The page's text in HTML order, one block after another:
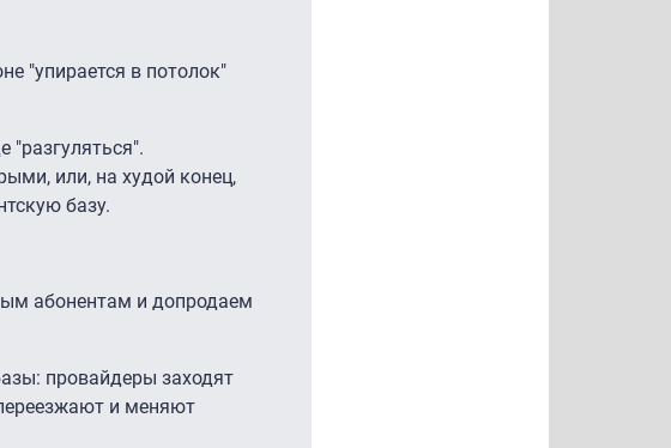
"упирается в потолок"
"разгуляться".
или, на худой конец,
базу.
абонентам и допродаем
провайдеры заходят
и меняют